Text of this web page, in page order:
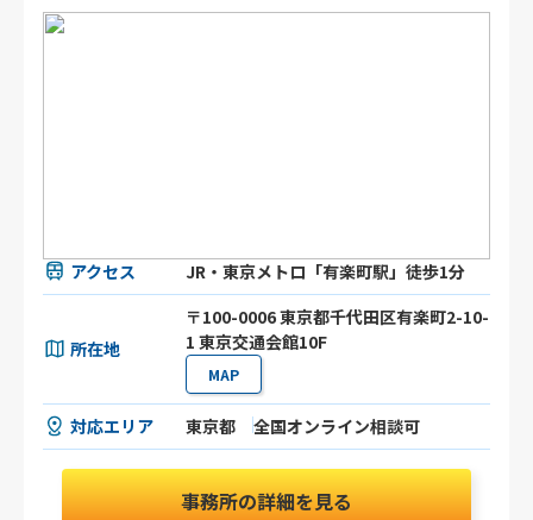
アクセス JR・東京メトロ「有楽町駅」徒歩1分
所在地
〒100-0006 東京都千代田区有楽町2-10-
1 東京交通会館10F
MAP
対応エリア 東京都 全国オンライン相談可
事務所の詳細を見る